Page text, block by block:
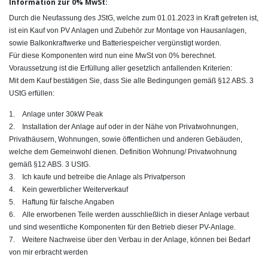
Information zur 0% MwSt:
Durch die Neufassung des JStG, welche zum 01.01.2023 in Kraft getreten ist,
ist ein Kauf von PV Anlagen und Zubehör zur Montage von Hausanlagen,
sowie Balkonkraftwerke und Batteriespeicher vergünstigt worden.
Für diese Komponenten wird nun eine MwSt von 0% berechnet.
Voraussetzung ist die Erfüllung aller gesetzlich anfallenden Kriterien:
Mit dem Kauf bestätigen Sie, dass Sie alle Bedingungen gemäß §12 ABS. 3
UStG erfüllen:
1. Anlage unter 30kW Peak
2. Installation der Anlage auf oder in der Nähe von Privatwohnungen,
Privathäusern, Wohnungen, sowie öffentlichen und anderen Gebäuden,
welche dem Gemeinwohl dienen. Definition Wohnung/ Privatwohnung
gemäß §12 ABS. 3 UStG.
3. Ich kaufe und betreibe die Anlage als Privatperson
4. Kein gewerblicher Weiterverkauf
5. Haftung für falsche Angaben
6. Alle erworbenen Teile werden ausschließlich in dieser Anlage verbaut
und sind wesentliche Komponenten für den Betrieb dieser PV-Anlage.
7. Weitere Nachweise über den Verbau in der Anlage, können bei Bedarf
von mir erbracht werden